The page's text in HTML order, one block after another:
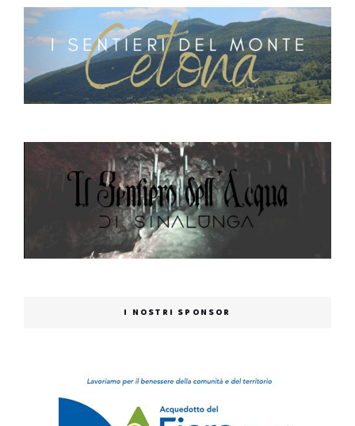
I NOSTRI SPONSOR